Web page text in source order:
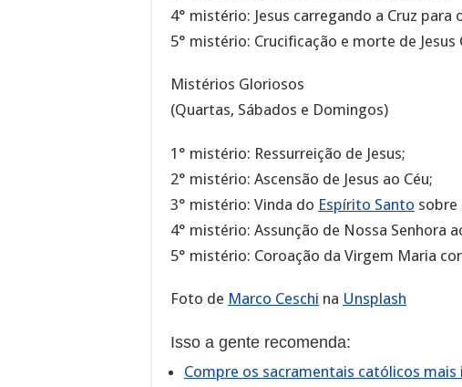
4° mistério: Jesus carregando a Cruz para
5° mistério: Crucificação e morte de Jesus
Mistérios Gloriosos
(Quartas, Sábados e Domingos)
1° mistério: Ressurreição de Jesus;
2° mistério: Ascensão de Jesus ao Céu;
3° mistério: Vinda do Espírito Santo sobre
4° mistério: Assunção de Nossa Senhora
5° mistério: Coroação da Virgem Maria
Foto de Marco Ceschi na Unsplash
Isso a gente recomenda:
Compre os sacramentais católicos